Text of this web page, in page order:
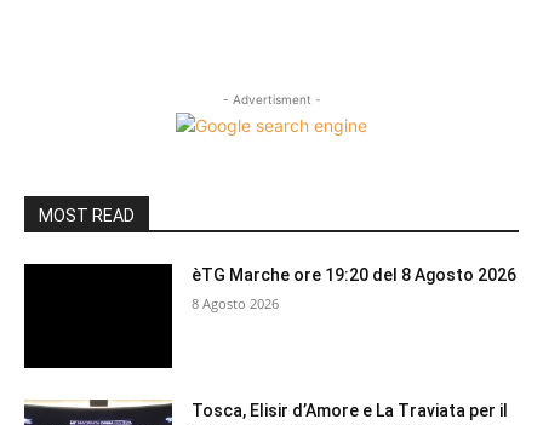
- Advertisment -
MOST READ
èTG Marche ore 19:20 del 8 Agosto 2026
8 Agosto 2026
Tosca, Elisir d’Amore e La Traviata per il